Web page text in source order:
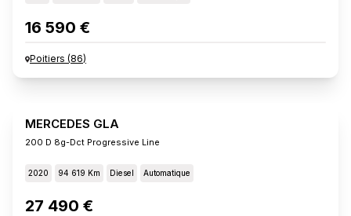
16 590 €
Poitiers (86)
MERCEDES GLA
200 D 8g-Dct Progressive Line
2020 94 619 Km Diesel Automatique
27 490 €